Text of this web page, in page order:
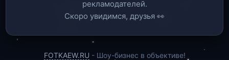
рекламодателей.
Скоро увидимся, друзья 👀
FOTKAEW.RU - Шоу-бизнес в объективе!